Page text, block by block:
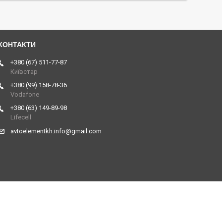
+380 (67) 511-77-87
Київстар
+380 (99) 158-78-36
Vodafone
+380 (63) 149-89-98
Lifecell
avtoelementkh.info@gmail.com